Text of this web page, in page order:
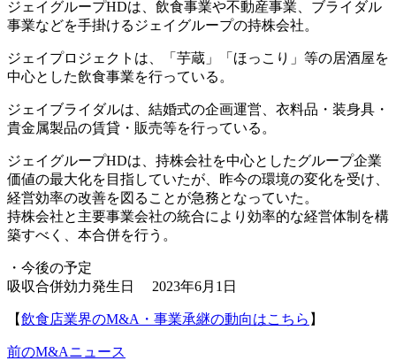
ジェイグループHDは、飲食事業や不動産事業、ブライダル
事業などを手掛けるジェイグループの持株会社。
ジェイプロジェクトは、「芋蔵」「ほっこり」等の居酒屋を
中心とした飲食事業を行っている。
ジェイブライダルは、結婚式の企画運営、衣料品・装身具・
貴金属製品の賃貸・販売等を行っている。
ジェイグループHDは、持株会社を中心としたグループ企業
価値の最大化を目指していたが、昨今の環境の変化を受け、
経営効率の改善を図ることが急務となっていた。
持株会社と主要事業会社の統合により効率的な経営体制を構
築すべく、本合併を行う。
・今後の予定
吸収合併効力発生日 2023年6月1日
【飲食店業界のM&A・事業承継の動向はこちら 】
前のM&Aニュース